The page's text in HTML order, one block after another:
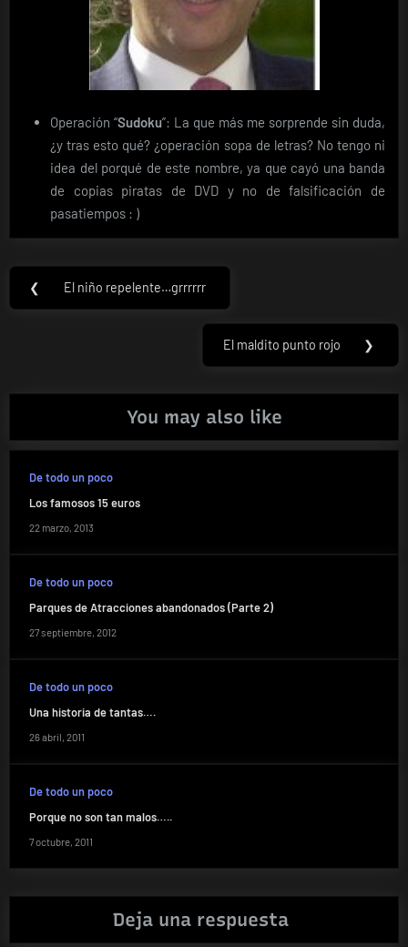
Operación “Sudoku”: La que más me sorprende sin duda,
¿y tras esto qué? ¿operación sopa de letras? No tengo ni
idea del porqué de este nombre, ya que cayó una banda
de copias piratas de DVD y no de falsificación de
pasatiempos : )
Navegación
de
❮
Previous
El niño repelente…grrrrrr
Next
El maldito punto rojo ❯
You may also like
De todo un poco
Los famosos 15 euros
22 marzo, 2013
De todo un poco
Parques de Atracciones abandonados (Parte 2)
27 septiembre, 2012
De todo un poco
Una historia de tantas….
26 abril, 2011
De todo un poco
Porque no son tan malos…..
7 octubre, 2011
Deja una respuesta